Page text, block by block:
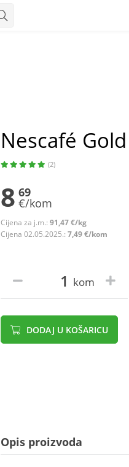
Nescafé
(2)
8 69
€/kom
Cijena za j.m.: 91,47 €/kg
Cijena 02.05.2025.: 7,49 €/kom
kom
DODAJ U KOŠARICU
Opis proizvoda